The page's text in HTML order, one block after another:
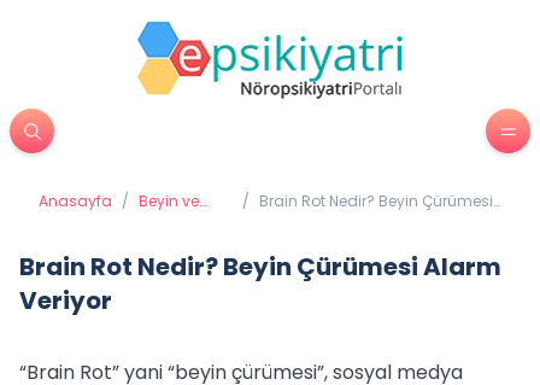
Anasayfa / Beyin ve
/ Brain Rot Nedir? Beyin Çürümesi
Brain Rot Nedir? Beyin Çürümesi Alarm
Veriyor
“Brain Rot” yani “beyin çürümesi”, sosyal medya